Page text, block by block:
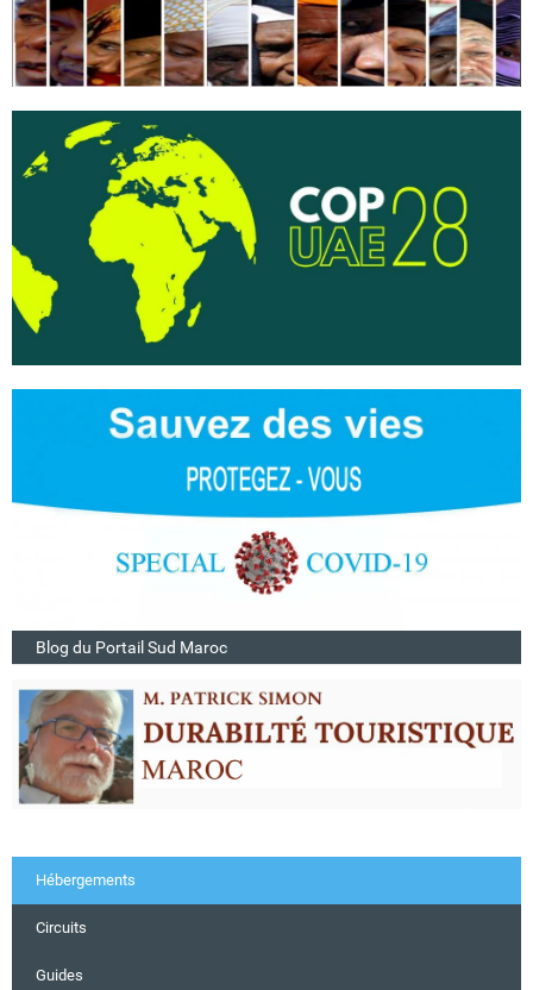
Blog du Portail Sud Maroc
Hébergements
Circuits
Guides